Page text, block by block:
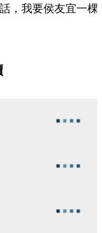
，我要侯友宜一棵